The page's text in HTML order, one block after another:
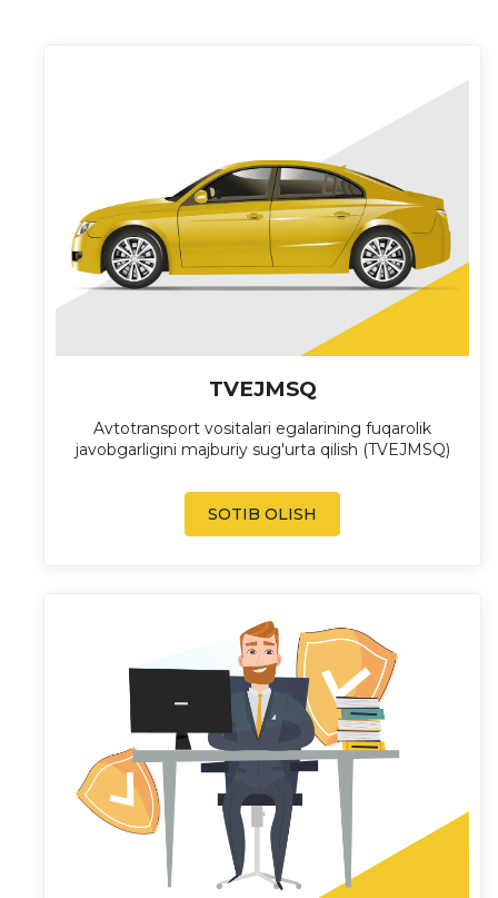
TVEJMSQ
Avtotransport vositalari egalarining fuqarolik
javobgarligini majburiy sug'urta qilish (TVEJMSQ)
SOTIB OLISH